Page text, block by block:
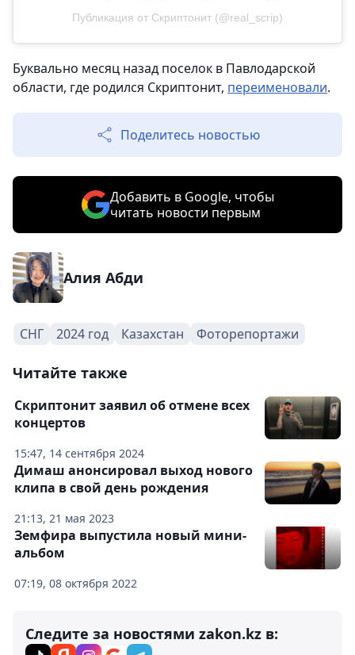
Публикация от Скриптонит (@real_scrip)
Буквально месяц назад поселок в Павлодарской
области, где родился Скриптонит, переименовали.
Поделитесь новостью
Добавить в Google, чтобы
читать новости первым
Алия Абди
СНГ 2024 год Казахстан Фоторепортажи
Читайте также
15:47, 14 сентября 2024
Скриптонит заявил об отмене всех
концертов
21:13, 21 мая 2023
Димаш анонсировал выход нового
клипа в свой день рождения
07:19, 08 октября 2022
Земфира выпустила новый мини-
альбом
Следите за новостями zakon.kz в: